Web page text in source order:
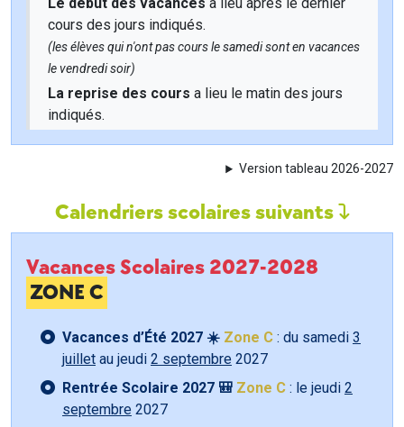
Le début des vacances a lieu après le dernier
cours des jours indiqués.
(les élèves qui n'ont pas cours le samedi sont en vacances
le vendredi soir)
La reprise des cours a lieu le matin des jours
indiqués.
Version tableau 2026-2027
Calendriers scolaires suivants
Vacances Scolaires 2027-2028
ZONE C
Vacances d’Été 2027 ☀️ Zone C : du samedi 3
juillet au jeudi 2 septembre 2027
Rentrée Scolaire 2027 🎒 Zone C : le jeudi 2
septembre 2027